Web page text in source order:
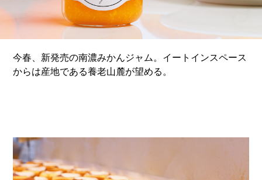
今春、新発売の南濃みかんジャム。イートインスペース
からは産地である養老山麓が望める。